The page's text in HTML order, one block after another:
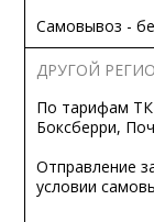
Самовывоз -
ДРУГОЙ
По тарифам
Боксберри,
Отправление
условии